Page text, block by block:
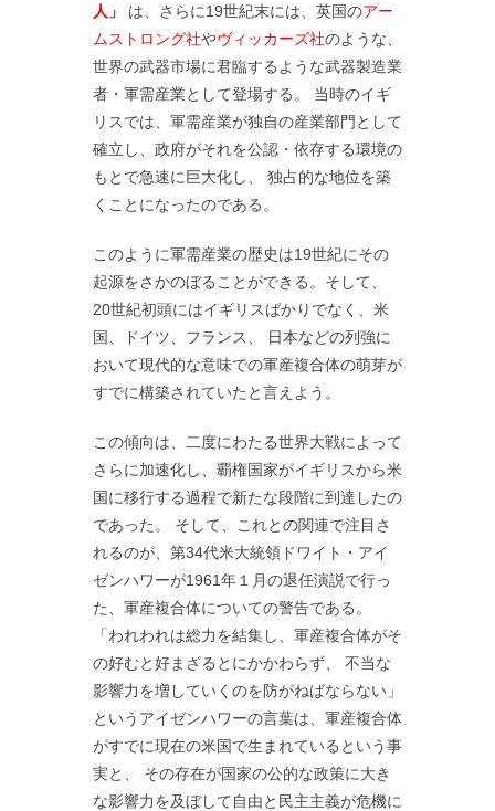
人」
は、さらに19世紀末には、英国のアー
ムストロング社やヴィッカーズ社のような、
世界の武器市場に君臨するような武器製造業
者・軍需産業として登場する。 当時のイギ
リスでは、軍需産業が独自の産業部門として
確立し、政府がそれを公認・依存する環境の
もとで急速に巨大化し、 独占的な地位を築
くことになったのである。
このように軍需産業の歴史は19世紀にその
起源をさかのぼることができる。そして、
20世紀初頭にはイギリスばかりでなく、米
国、ドイツ、フランス、 日本などの列強に
おいて現代的な意味での軍産複合体の萌芽が
すでに構築されていたと言えよう。
この傾向は、二度にわたる世界大戦によって
さらに加速化し、覇権国家がイギリスから米
国に移行する過程で新たな段階に到達したの
であった。 そして、これとの関連で注目さ
れるのが、第34代米大統領ドワイト・アイ
ゼンハワーが1961年１月の退任演説で行っ
た、軍産複合体についての警告である。
「われわれは総力を結集し、軍産複合体がそ
の好むと好まざるとにかかわらず、 不当な
影響力を増していくのを防がねばならない」
というアイゼンハワーの言葉は、軍産複合体
がすでに現在の米国で生まれているという事
実と、 その存在が国家の公的な政策に大き
な影響力を及ぼして自由と民主主義が危機に